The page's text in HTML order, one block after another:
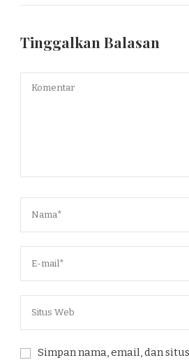
Tinggalkan Balasan
Simpan nama, email, dan